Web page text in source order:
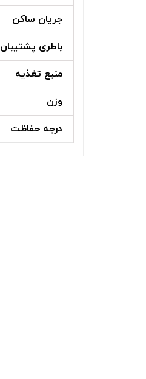
جریان ساکن
باطری پشتیبان
منبع تغذیه
وزن
درجه حفاظت